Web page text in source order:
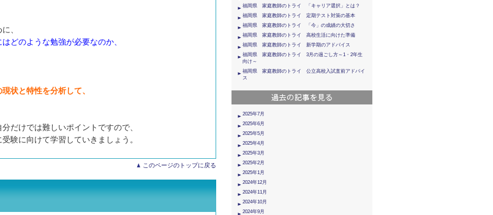
、
どのような勉強が必要なのか、
状と特性を分析して、
だけでは難しいポイントですので、
験に向けて学習していきましょう。
このページのトップに戻る
福岡県 家庭教師のトライ 「キャリア選択」とは？
福岡県 家庭教師のトライ 定期テスト対策の基本
福岡県 家庭教師のトライ 「今」の成績の大切さ
福岡県 家庭教師のトライ 高校生活に向けた準備
福岡県 家庭教師のトライ 新学期のアドバイス
福岡県 家庭教師のトライ 3月の過ごし方～1・2年生
向け～
福岡県 家庭教師のトライ 公立高校入試直前アドバイ
ス
2025年7月
2025年6月
2025年5月
2025年4月
2025年3月
2025年2月
2025年1月
2024年12月
2024年11月
2024年10月
2024年9月